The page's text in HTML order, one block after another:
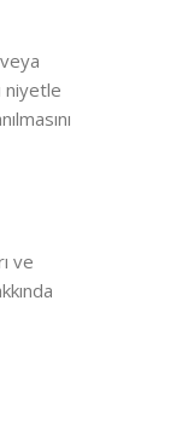
niyetle
ve